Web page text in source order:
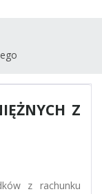
Z
z rachunku